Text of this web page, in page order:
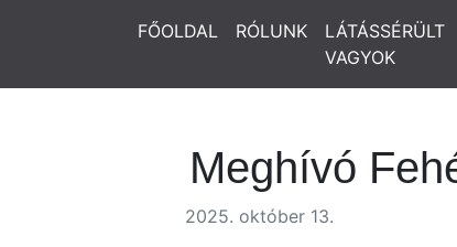
FŐOLDAL RÓLUNK
LÁTÁSSÉRÜLT
VAGYOK
Meghívó
2025. október 13.